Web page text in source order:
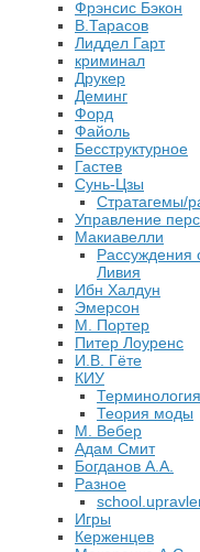
Фрэнсис Бэкон
В.Тарасов
Лиддел Гарт
криминал
Друкер
Деминг
Форд
Файоль
Бесструктурное
Гастев
Сунь-Цзы
Стратагемы/
Управление
Макиавелли
Рассуждения
Ливия
Ибн Халдун
Эмерсон
М. Портер
Питер Лоуренс
И.В. Гёте
КИУ
Терминология
Теория моды
М. Вебер
Адам Смит
Богданов А.А.
Разное
Игры
Керженцев